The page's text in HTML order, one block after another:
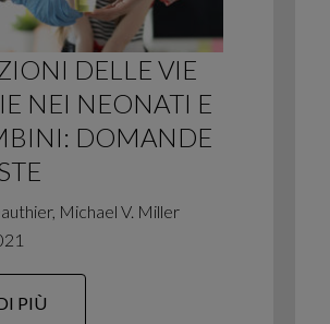
DELLE VIE
NEI NEONATI E
DOMANDE
Michael V. Miller
PIÙ